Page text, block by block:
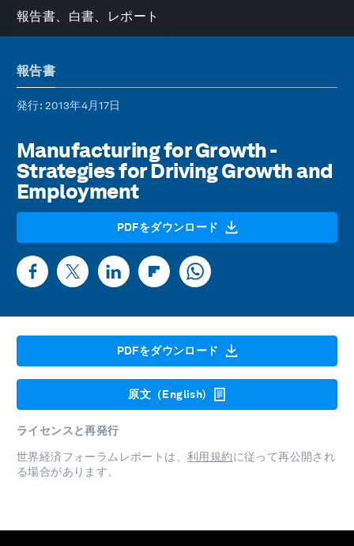
報告書、白書、レポート
報告書
発行: 2013年4月17日
Manufacturing for Growth -
Strategies for Driving Growth and
Employment
PDFをダウンロード
PDFをダウンロード
原文（English)
ライセンスと再発行
世界経済フォーラムレポートは、 利用規約に従って再公開され
る場合があります。